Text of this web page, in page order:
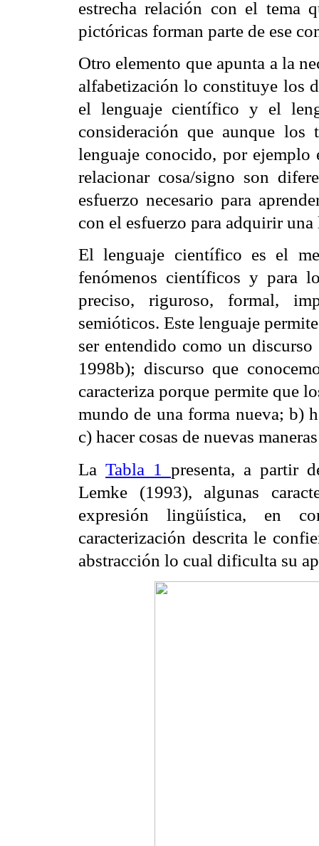
estrecha relación con el tema
pictóricas forman parte de ese
Otro elemento que apunta a la
alfabetización lo constituye los
el lenguaje científico y el
consideración que aunque los
lenguaje conocido, por ejemplo
relacionar cosa/signo son
esfuerzo necesario para
con el esfuerzo para adquirir
El lenguaje científico es el
fenómenos científicos y para
preciso, riguroso, formal,
semióticos. Este lenguaje
ser entendido como un
1998b); discurso que
caracteriza porque permite que
mundo de una forma nueva; b)
c) hacer cosas de nuevas
La Tabla 1 presenta, a partir
Lemke (1993), algunas
expresión lingüística, en
caracterización descrita le
abstracción lo cual dificulta su